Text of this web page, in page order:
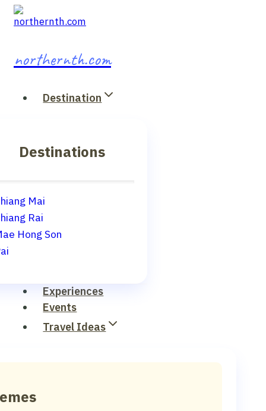
Skip
northernth.com
Destination
Destinations
Mai
Rai
Hong Son
Experiences
Events
Travel Ideas